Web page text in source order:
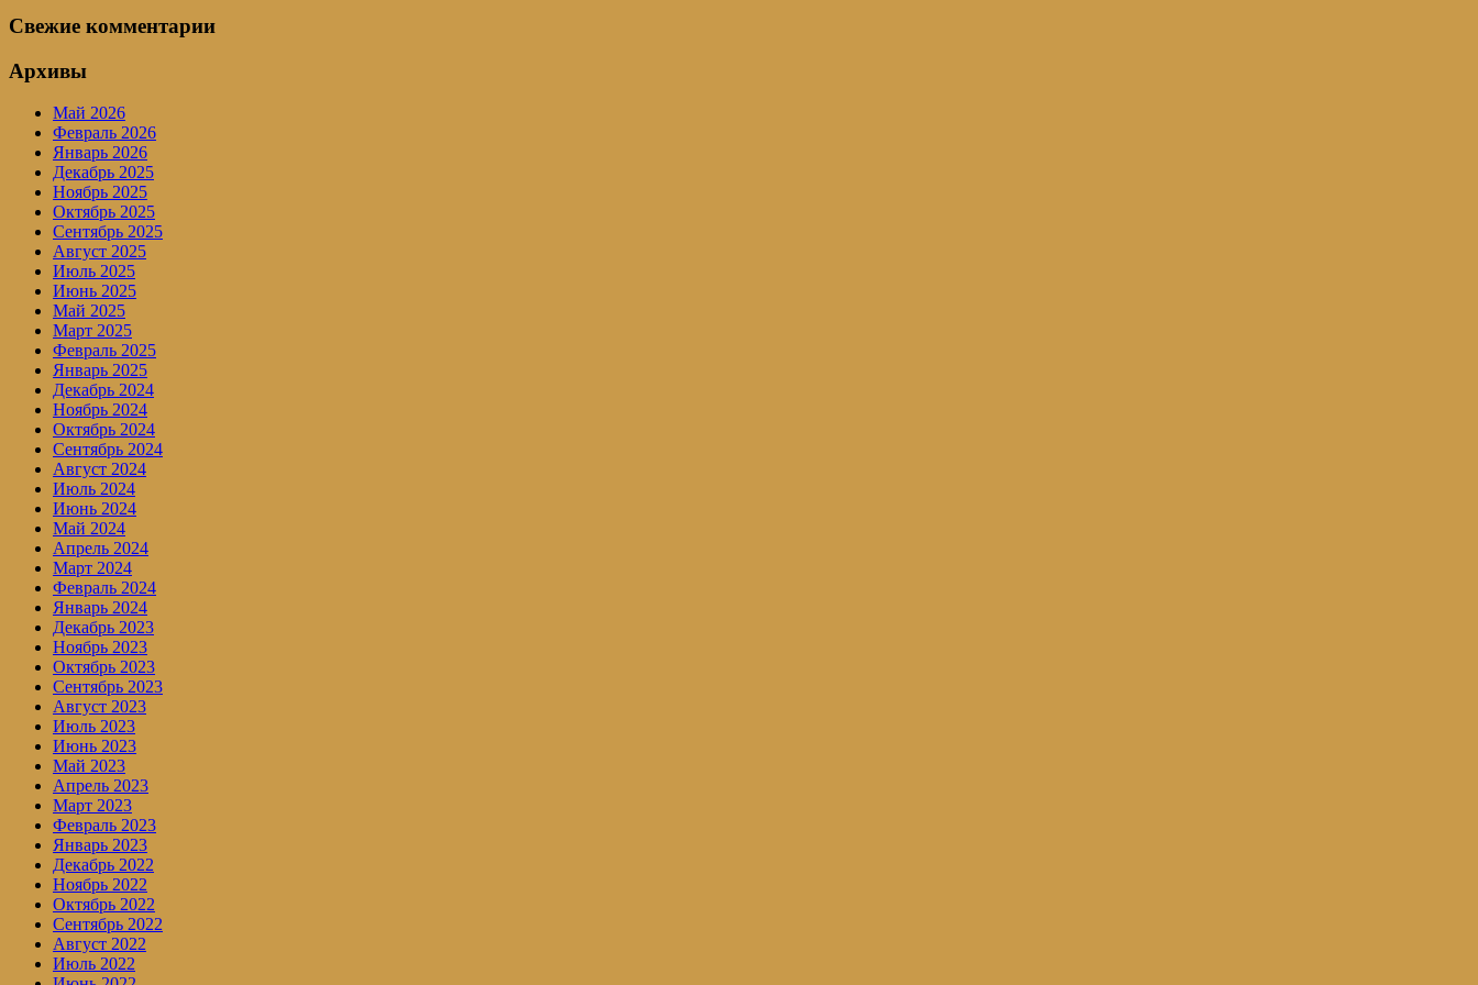
Свежие комментарии
Архивы
Май 2026
Февраль 2026
Январь 2026
Декабрь 2025
Ноябрь 2025
Октябрь 2025
Сентябрь 2025
Август 2025
Июль 2025
Июнь 2025
Май 2025
Март 2025
Февраль 2025
Январь 2025
Декабрь 2024
Ноябрь 2024
Октябрь 2024
Сентябрь 2024
Август 2024
Июль 2024
Июнь 2024
Май 2024
Апрель 2024
Март 2024
Февраль 2024
Январь 2024
Декабрь 2023
Ноябрь 2023
Октябрь 2023
Сентябрь 2023
Август 2023
Июль 2023
Июнь 2023
Май 2023
Апрель 2023
Март 2023
Февраль 2023
Январь 2023
Декабрь 2022
Ноябрь 2022
Октябрь 2022
Сентябрь 2022
Август 2022
Июль 2022